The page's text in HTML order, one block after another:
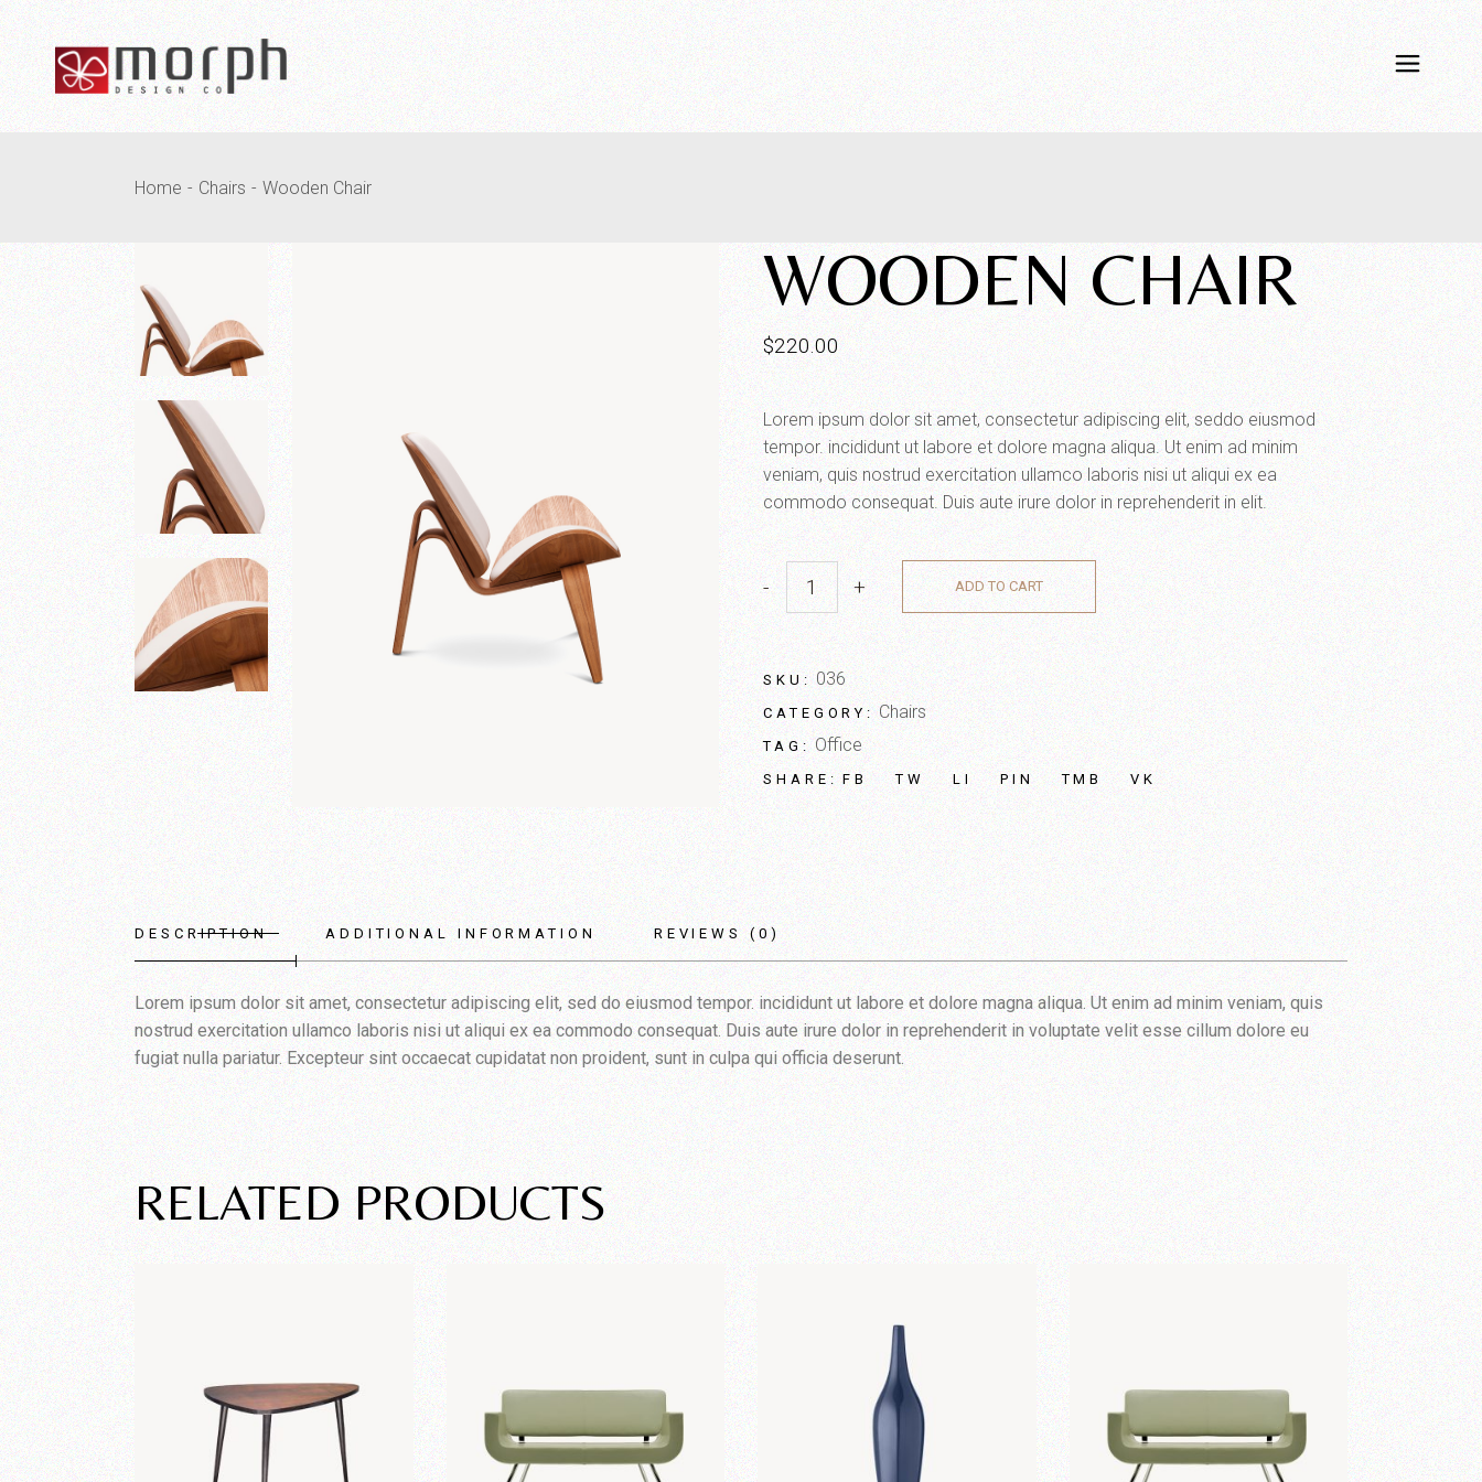
Home Chairs Wooden Chair
WOODEN CHAIR
$220.00
Lorem ipsum dolor sit amet, consectetur adipiscing elit, seddo eiusmod
tempor. incididunt ut labore et dolore magna aliqua. Ut enim ad minim
veniam, quis nostrud exercitation ullamco laboris nisi ut aliqui ex ea
commodo consequat. Duis aute irure dolor in reprehenderit in elit.
- + ADD TO CART
SKU: 036
CATEGORY: Chairs
TAG: Office
SHARE: FB TW LI PIN TMB VK
DESCRIPTION ADDITIONAL INFORMATION REVIEWS (0)
Lorem ipsum dolor sit amet, consectetur adipiscing elit, sed do eiusmod tempor. incididunt ut labore et dolore magna aliqua. Ut enim ad minim veniam, quis
nostrud exercitation ullamco laboris nisi ut aliqui ex ea commodo consequat. Duis aute irure dolor in reprehenderit in voluptate velit esse cillum dolore eu
fugiat nulla pariatur. Excepteur sint occaecat cupidatat non proident, sunt in culpa qui officia deserunt.
RELATED PRODUCTS